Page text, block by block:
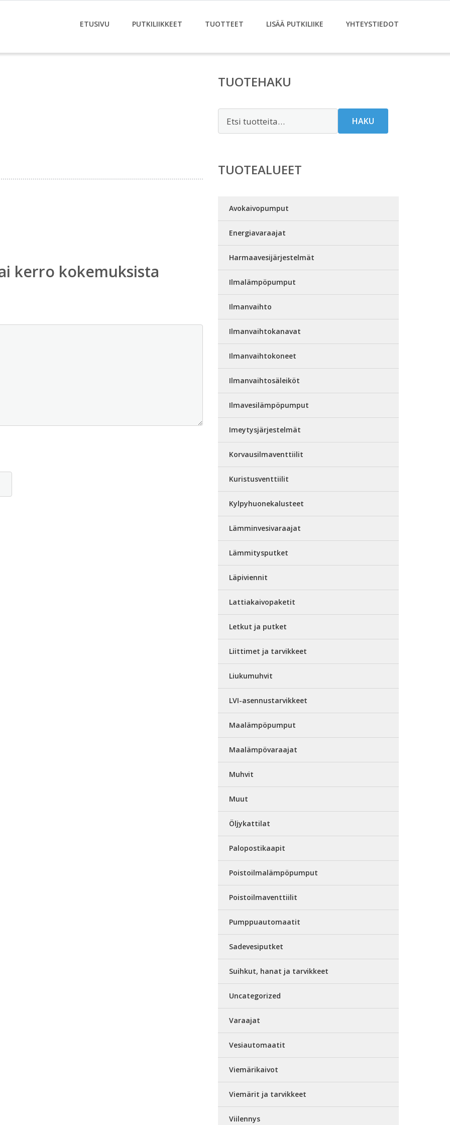
ETUSIVU PUTKILIIKKEET TUOTTEET LISÄÄ PUTKILIIKE YHTEYSTIEDOT
kerro kokemuksista
TUOTEHAKU
HAKU
TUOTEALUEET
Avokaivopumput
Energiavaraajat
Harmaavesijärjestelmät
Ilmalämpöpumput
Ilmanvaihto
Ilmanvaihtokanavat
Ilmanvaihtokoneet
Ilmanvaihtosäleiköt
Ilmavesilämpöpumput
Imeytysjärjestelmät
Korvausilmaventtiilit
Kuristusventtiilit
Kylpyhuonekalusteet
Lämminvesivaraajat
Lämmitysputket
Läpiviennit
Lattiakaivopaketit
Letkut ja putket
Liittimet ja tarvikkeet
Liukumuhvit
LVI-asennustarvikkeet
Maalämpöpumput
Maalämpövaraajat
Muhvit
Muut
Öljykattilat
Palopostikaapit
Poistoilmalämpöpumput
Poistoilmaventtiilit
Pumppuautomaatit
Sadevesiputket
Suihkut, hanat ja tarvikkeet
Uncategorized
Varaajat
Vesiautomaatit
Viemärikaivot
Viemärit ja tarvikkeet
Viilennys